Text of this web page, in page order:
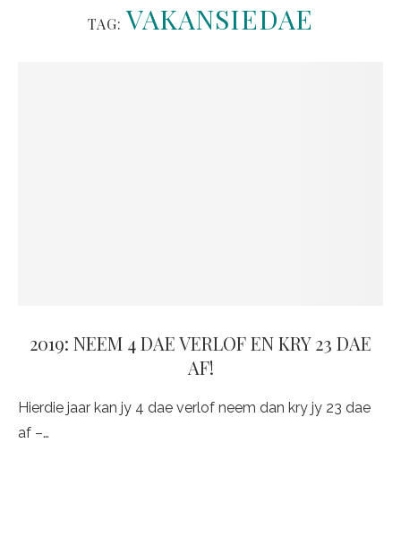
TAG: VAKANSIEDAE
2019: NEEM 4 DAE VERLOF EN KRY 23 DAE
AF!
Hierdie jaar kan jy 4 dae verlof neem dan kry jy 23 dae
af –…